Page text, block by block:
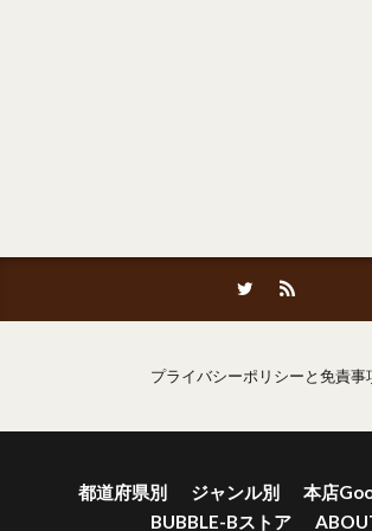
プライバシーポリシーと免責事
都道府県別 ジャンル別
本店
BUBBLE-Bストア